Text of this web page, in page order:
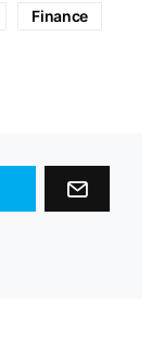
Finance